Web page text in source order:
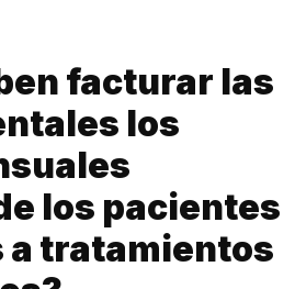
facturar las
los
los pacientes
a tratamientos